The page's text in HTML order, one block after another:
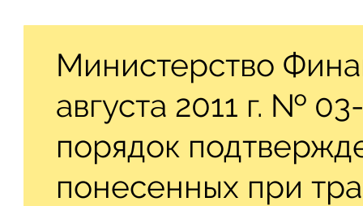
Министерство
августа 2011 г. №
порядок
понесенных при